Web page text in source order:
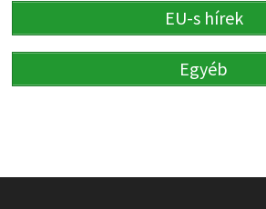
EU-s hírek
Egyéb